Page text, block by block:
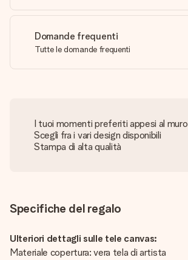
Domande frequenti
Tutte le domande frequenti
I tuoi momenti preferiti appesi al muro
Scegli fra i vari design disponibili
Stampa di alta qualità
Specifiche del regalo
Ulteriori dettagli sulle tele canvas:
Materiale copertura: vera tela di artista